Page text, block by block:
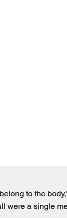
to the
were a single